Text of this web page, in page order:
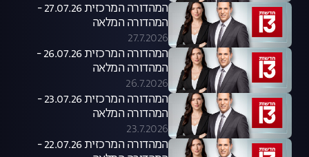
המהדורה המרכזית 27.07.26 -
המהדורה המלאה
27.7.2026
המהדורה המרכזית 26.07.26 -
המהדורה המלאה
26.7.2026
המהדורה המרכזית 23.07.26 -
המהדורה המלאה
23.7.2026
המהדורה המרכזית 22.07.26 -